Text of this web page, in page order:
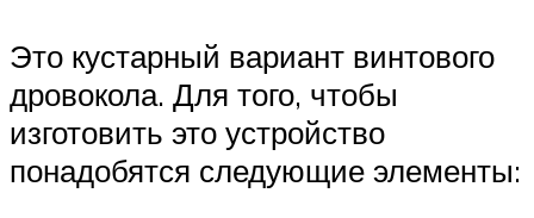
Это кустарный вариант винтового
дровокола. Для того, чтобы
изготовить это устройство
понадобятся следующие элементы: